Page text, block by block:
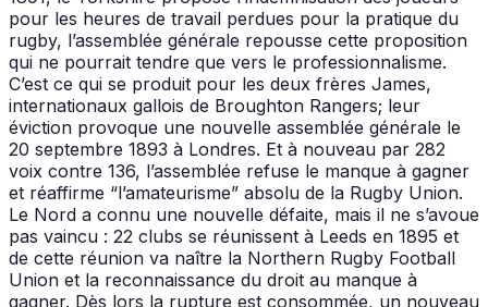
pour les heures de travail perdues pour la pratique du
rugby, l’assemblée générale repousse cette proposition
qui ne pourrait tendre que vers le professionnalisme.
C’est ce qui se produit pour les deux frères James,
internationaux gallois de Broughton Rangers; leur
éviction provoque une nouvelle assemblée générale le
20 septembre 1893 à Londres. Et à nouveau par 282
voix contre 136, l’assemblée refuse le manque à gagner
et réaffirme “l’amateurisme” absolu de la Rugby Union.
Le Nord a connu une nouvelle défaite, mais il ne s’avoue
pas vaincu : 22 clubs se réunissent à Leeds en 1895 et
de cette réunion va naître la Northern Rugby Football
Union et la reconnaissance du droit au manque à
gagner. Dès lors la rupture est consommée, un nouveau